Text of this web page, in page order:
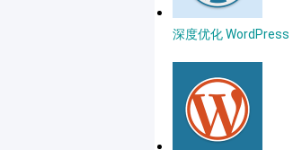
深度优化 WordPress